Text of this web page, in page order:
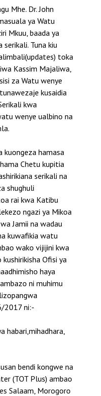
Mhe. Dr. John
ya Watu
Mkuu, baada ya
Tuna kiu
toka
Kassim Majaliwa,
za Watu wenye
kusaidia
kwa
wenye ualbino na
kuongeza hamasa
Chetu kupitia
serikali na
shughuli
rai kwa Katibu
ngazi ya Mikoa
Jamii na wadau
kuwafikia watu
wako vijijini kwa
Ofisi ya
haya
ni muhimu
2017 ni:-
habari,mihadhara,
bendi kongwe na
(TOT Plus) ambao
Salaam, Morogoro